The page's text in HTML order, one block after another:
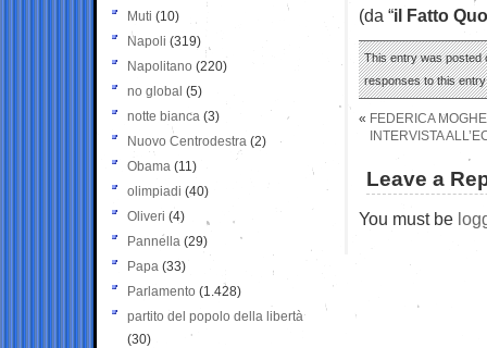
(da “il Fatto
This entry was posted
responses to this
« FEDERICA
INTERVISTA
Leave a
You must be
Muti (10)
Napoli (319)
Napolitano (220)
no global (5)
notte bianca (3)
Nuovo Centrodestra (2)
Obama (11)
olimpiadi (40)
Oliveri (4)
Pannella (29)
Papa (33)
Parlamento (1.428)
partito del popolo della libertà
(30)